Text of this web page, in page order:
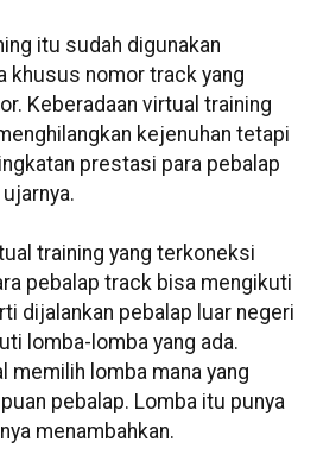
itu sudah digunakan
khusus nomor track yang
Keberadaan virtual training
kejenuhan tetapi
prestasi para pebalap
training yang terkoneksi
pebalap track bisa mengikuti
dijalankan pebalap luar negeri
lomba-lomba yang ada.
memilih lomba mana yang
pebalap. Lomba itu punya
menambahkan.